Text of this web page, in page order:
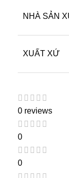
NHÀ SẢN
XUẤT XỨ
0 reviews
0
0